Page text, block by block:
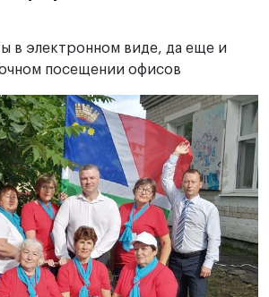
в электронном виде, да еще и
посещении офисов